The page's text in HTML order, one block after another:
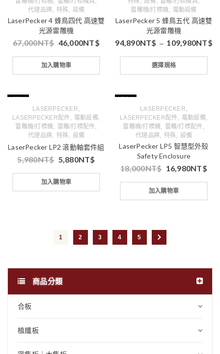
商品分類
合板
植纖板
代理品牌 特殊 設備
LaserPecker 4 蜂鳥四代 高速雙
光源雷雕機
67,000NT$ 46,000NT$
加入購物車
雷雕機/打標機 電動設備
LaserPecker 5 蜂鳥五代 高速雙
光源雷雕機
94,890NT$ – 109,980NT$
選擇規格
LASERPECKER
LASERPECKER配件 電動設備,
雷雕機/打標機 雷雕/打標配件
代理品牌 特殊 設備
LaserPecker LP2 滾動軸套件組
5,980NT$ 5,880NT$
加入購物車
LASERPECKER
LASERPECKER配件 電動設備,
雷雕機/打標機 雷雕/打標配件
代理品牌 特殊 設備
LaserPecker LP5 智慧型外殼
Safety Enclosure
18,000NT$ 16,980NT$
加入購物車
1 2 3 4 5